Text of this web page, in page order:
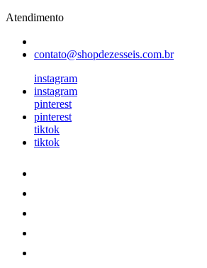
Atendimento
contato@shopdezesseis.com.br
instagram
instagram
pinterest
pinterest
tiktok
tiktok